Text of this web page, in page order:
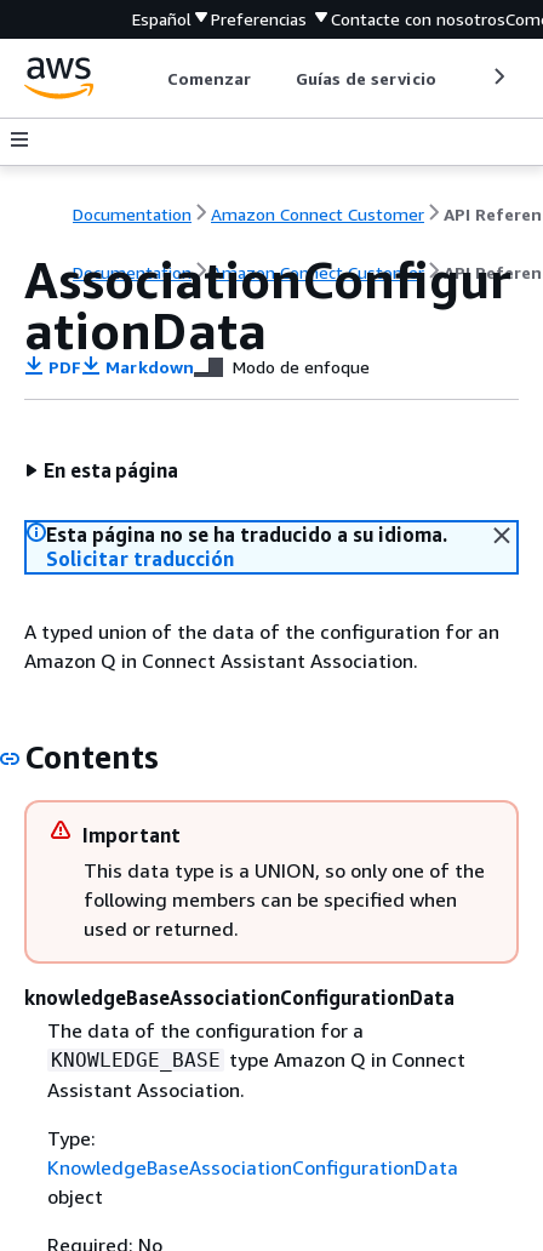
Español Preferencias Contacte con nosotros
Comenzar Guías de servicio
Documentation Amazon Connect Customer API
Documentation Amazon Connect Customer API
AssociationConfigur
ationData
PDF Markdown Modo de enfoque
En esta página
Esta página no se ha traducido a su idioma.
Solicitar traducción
A typed union of the data of the configuration for an
Amazon Q in Connect Assistant Association.
Contents
Important
This data type is a UNION, so only one of the
following members can be specified when
used or returned.
knowledgeBaseAssociationConfigurationData
The data of the configuration for a
KNOWLEDGE_BASE type Amazon Q in Connect
Assistant Association.
Type:
KnowledgeBaseAssociationConfigurationData
object
Required: No